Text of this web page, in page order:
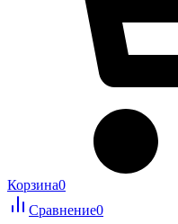
Корзина0
Сравнение0